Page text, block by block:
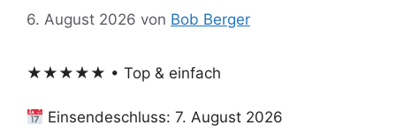
6. August 2026 von Bob Berger
★★★★★ • Top & einfach
Einsendeschluss: 7. August 2026